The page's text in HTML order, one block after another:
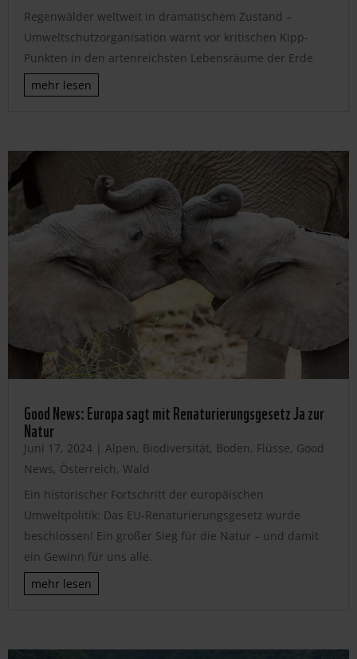
Regenwälder weltweit in dramatischem Zustand –
Umweltschutzorganisation warnt vor kritischen Kipp-
Punkten in den artenreichsten Lebensräume der Erde
mehr lesen
Good News: Europa sagt mit Renaturierungsgesetz Ja zur
Natur
Juni 17, 2024 | Alpen, Biodiversität, Boden, Flüsse, Good
News, Österreich, Wald
Ein historischer Fortschritt der europäischen
Umweltpolitik: Das EU-Renaturierungsgesetz wurde
beschlossen! Ein großer Sieg für die Natur – und damit
ein Gewinn für uns alle.
mehr lesen